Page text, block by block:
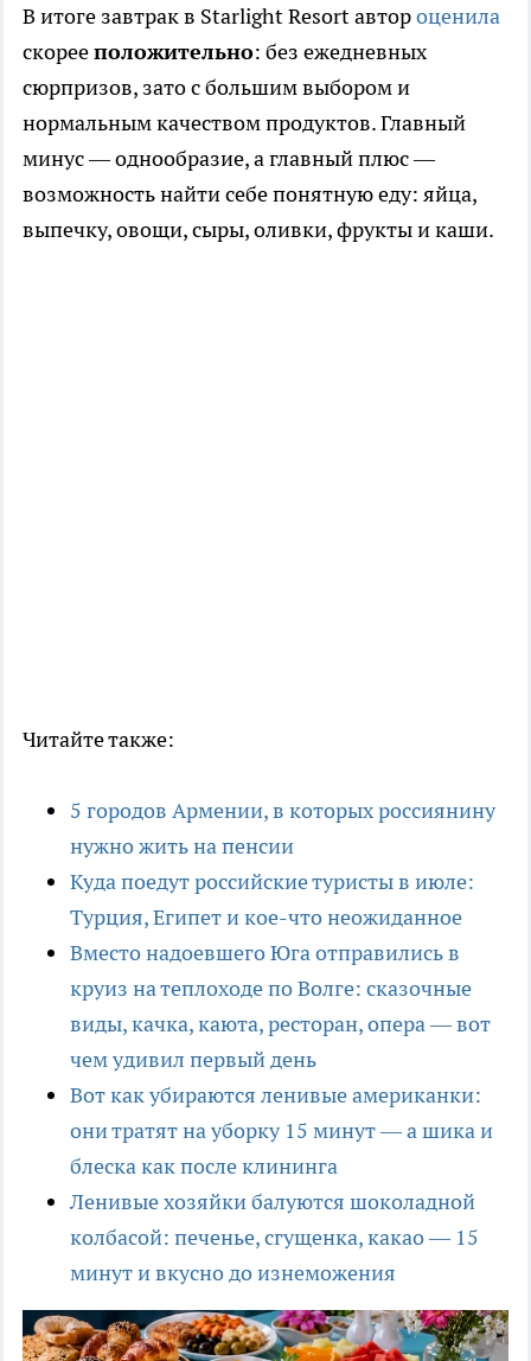
В итоге завтрак в Starlight Resort автороценила
скорееположительно: без ежедневных
сюрпризов, зато с большим выбором и
нормальным качеством продуктов. Главный
минус — однообразие, а главный плюс —
возможность найти себе понятную еду: яйца,
выпечку, овощи, сыры, оливки, фрукты и каши.
Читайте также:
5 городов Армении, в которых россиянину
нужно жить на пенсии
Куда поедут российские туристы в июле:
Турция, Египет и кое-что неожиданное
Вместо надоевшего Юга отправились в
круиз на теплоходе по Волге: сказочные
виды, качка, каюта, ресторан, опера — вот
чем удивил первый день
Вот как убираются ленивые американки:
они тратят на уборку 15 минут — а шика и
блеска как после клининга
Ленивые хозяйки балуются шоколадной
колбасой: печенье, сгущенка, какао — 15
минут и вкусно до изнеможения